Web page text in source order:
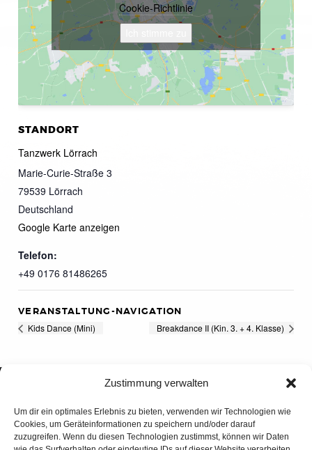
Zustimmung verwalten
Um dir ein optimales Erlebnis zu bieten, verwenden wir Technologien wie
Cookies, um Geräteinformationen zu speichern und/oder darauf
zuzugreifen. Wenn du diesen Technologien zustimmst, können wir Daten
STANDORT
Tanzwerk Lörrach
Marie-Curie-Straße 3
79539 Lörrach
Deutschland
Google Karte anzeigen
Telefon:
+49 0176 81486265
Cookie-Richtlinie
VERANSTALTUNG-NAVIGATION
Kids Dance (Mini) Breakdance II (Kin. 3. + 4. Klasse)